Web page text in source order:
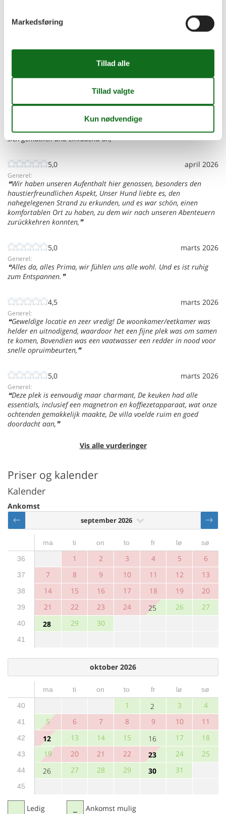
4,4
42 eksterne vurderinger
Generel:
Diese Villa war genau das, was wir für einen entspannenden
Kurzurlaub brauchten, Die Terrasse war ein schöner Ort zum
Entspannen, und der Garten gab einen schönen Akzent, Alles fühlte
sich gemütlich und einladend an,
5,0 april 2026
Generel:
Wir haben unseren Aufenthalt hier genossen, besonders den
haustierfreundlichen Aspekt, Unser Hund liebte es, den
nahegelegenen Strand zu erkunden, und es war schön, einen
komfortablen Ort zu haben, zu dem wir nach unseren Abenteuern
zurückkehren konnten,
5,0 marts 2026
Generel:
Alles da, alles Prima, wir fühlen uns alle wohl. Und es ist ruhig
zum Entspannen.
4,5 marts 2026
Generel:
Geweldige locatie en zeer vredig! De woonkamer/eetkamer was
helder en uitnodigend, waardoor het een fijne plek was om samen
te komen, Bovendien was een vaatwasser een redder in nood voor
snelle opruimbeurten,
5,0 marts 2026
Generel:
Deze plek is eenvoudig maar charmant, De keuken had alle
essentials, inclusief een magnetron en koffiezetapparaat, wat onze
ochtenden gemakkelijk maakte, De villa voelde ruim en goed
doordacht aan,
Vis alle vurderinger
Priser og kalender
Kalender
Ankomst
september 2026
ma ti on to fr lø
sø
36
1 2 3 4 5 6
37 7 8 9 10 11 12 13
38 14 15 16 17 18 19 20
39 21 22 23 24 25 26 27
40 28 29 30
41
oktober 2026
ma ti on to fr lø
sø
40
1 2 3 4
41 5 6 7 8 9 10 11
42 12 13 14 15 16 17 18
43 19 20 21 22 23 24 25
44 26 27 28 29 30 31
45
Ledig
Ankomst mulig
Markedsføring